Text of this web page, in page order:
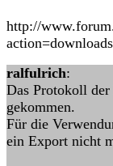
http://
ralfulrich:
Das Protokoll
gekommen.
Für die
ein Export nicht